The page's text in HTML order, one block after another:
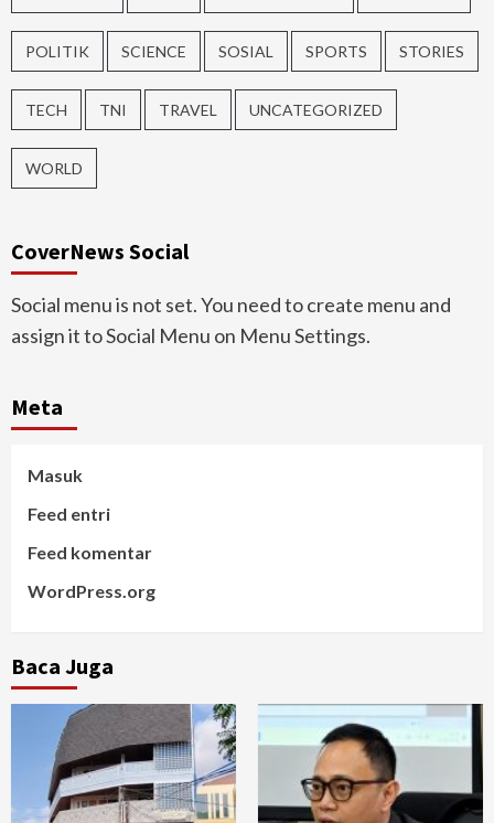
POLITIK SCIENCE SOSIAL SPORTS STORIES
TECH TNI TRAVEL UNCATEGORIZED
WORLD
CoverNews Social
Social menu is not set. You need to create menu and
assign it to Social Menu on Menu Settings.
Meta
Masuk
Feed entri
Feed komentar
WordPress.org
Baca Juga